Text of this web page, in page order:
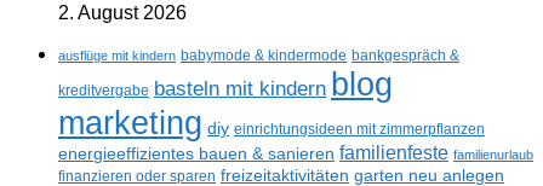
2. August 2026
ausflüge mit kindern babymode & kindermode bankgespräch &
kreditvergabe basteln mit kindern blog
marketing diy einrichtungsideen mit zimmerpflanzen
energieeffizientes bauen & sanieren familienfeste familienurlaub
finanzieren oder sparen freizeitaktivitäten garten neu anlegen